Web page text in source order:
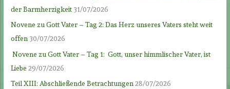
der Barmherzigkeit 31/07/2026
Novene zu Gott Vater – Tag 2: Das Herz unseres Vaters steht weit
offen 30/07/2026
Novene zu Gott Vater – Tag 1: Gott, unser himmlischer Vater, ist
Liebe 29/07/2026
Teil XIII: Abschließende Betrachtungen 28/07/2026